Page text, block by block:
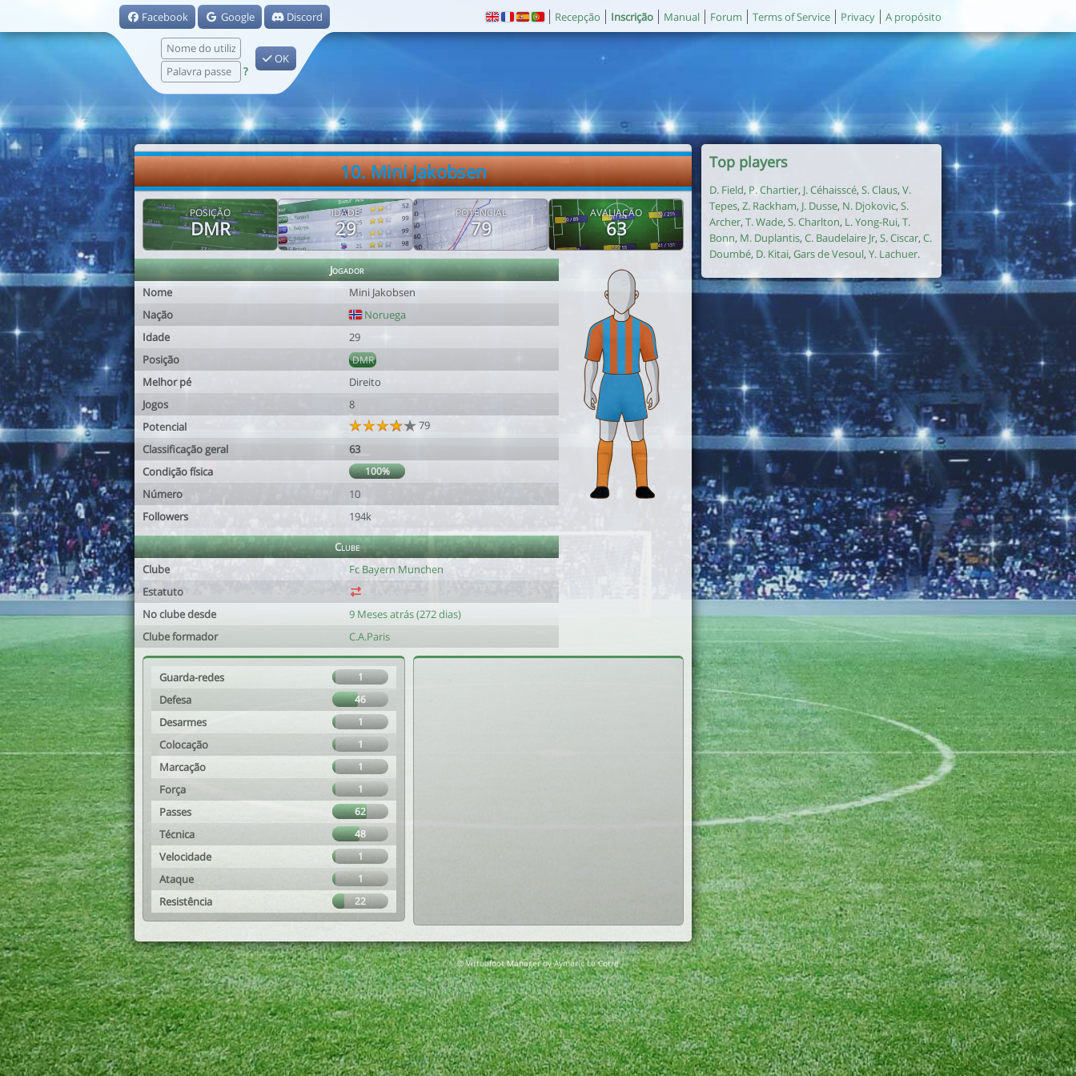
Facebook Google Discord
?
OK
Recepção Inscrição Manual Forum Terms of Service Privacy A propósito
10. Mini Jakobsen
POSIÇÃO
DMR
IDADE
29
POTENCIAL
79
AVALIAÇÃO
63
Jogador
Nome
Mini Jakobsen
Nação
Noruega
Idade
29
Posição
DMR
Melhor pé
Direito
Jogos
8
Potencial
79
Classificação geral
63
Condição física
100%
Número
10
Followers
194k
Clube
Clube
Fc Bayern Munchen
Estatuto
No clube desde
9 Meses atrás (272 dias)
Clube formador
C.A.Paris
Guarda-redes 1
Defesa 46
Desarmes 1
Colocação 1
Marcação 1
Força 1
Passes 62
Técnica 48
Velocidade 1
Ataque 1
Resistência 22
Top players
D. Field, P. Chartier, J. Céhaisscé, S. Claus, V.
Tepes, Z. Rackham, J. Dusse, N. Djokovic, S.
Archer, T. Wade, S. Charlton, L. Yong-Rui, T.
Bonn, M. Duplantis, C. Baudelaire Jr, S. Ciscar, C.
Doumbé, D. Kitai, Gars de Vesoul, Y. Lachuer.
© Virtuafoot Manager by Aymeric Le Corre